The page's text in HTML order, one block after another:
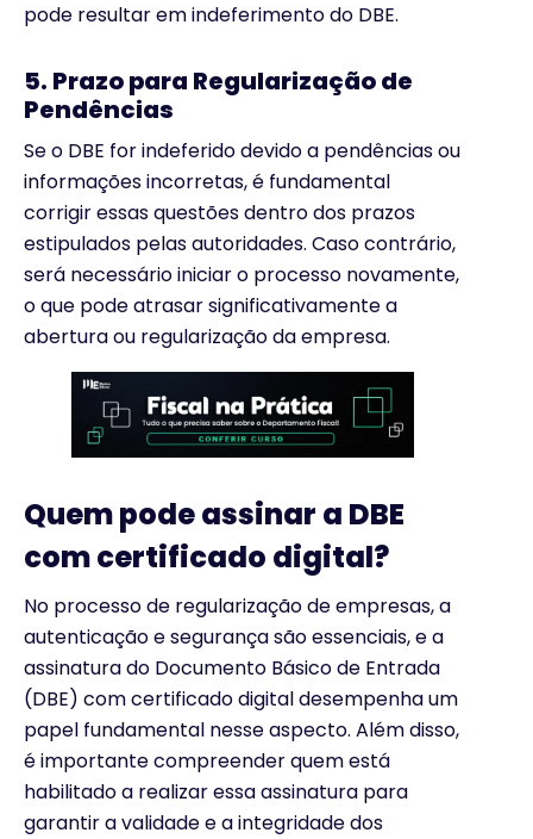
pode resultar em indeferimento do DBE.
5. Prazo para Regularização de
Pendências
Se o DBE for indeferido devido a pendências ou
informações incorretas, é fundamental
corrigir essas questões dentro dos prazos
estipulados pelas autoridades. Caso contrário,
será necessário iniciar o processo novamente,
o que pode atrasar significativamente a
abertura ou regularização da empresa.
Quem pode assinar a DBE
com certificado digital?
No processo de regularização de empresas, a
autenticação e segurança são essenciais, e a
assinatura do Documento Básico de Entrada
(DBE) com certificado digital desempenha um
papel fundamental nesse aspecto. Além disso,
é importante compreender quem está
habilitado a realizar essa assinatura para
garantir a validade e a integridade dos